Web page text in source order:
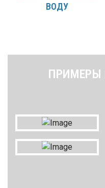
ВОДУ
ПРИМЕРЫ